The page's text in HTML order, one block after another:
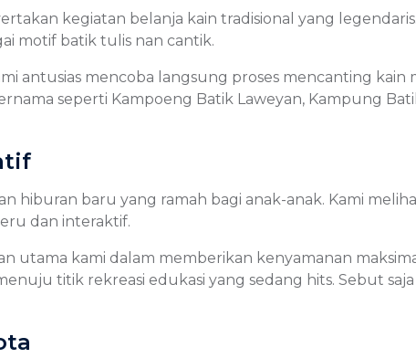
kegiatan belanja kain tradisional yang
motif batik tulis nan cantik.
antusias mencoba langsung proses mencanting kain
seperti Kampoeng Batik Laweyan, Kampung
hiburan baru yang ramah bagi anak-anak. Kami
dan interaktif.
kami dalam memberikan kenyamanan
titik rekreasi edukasi yang sedang hits. Sebut saja